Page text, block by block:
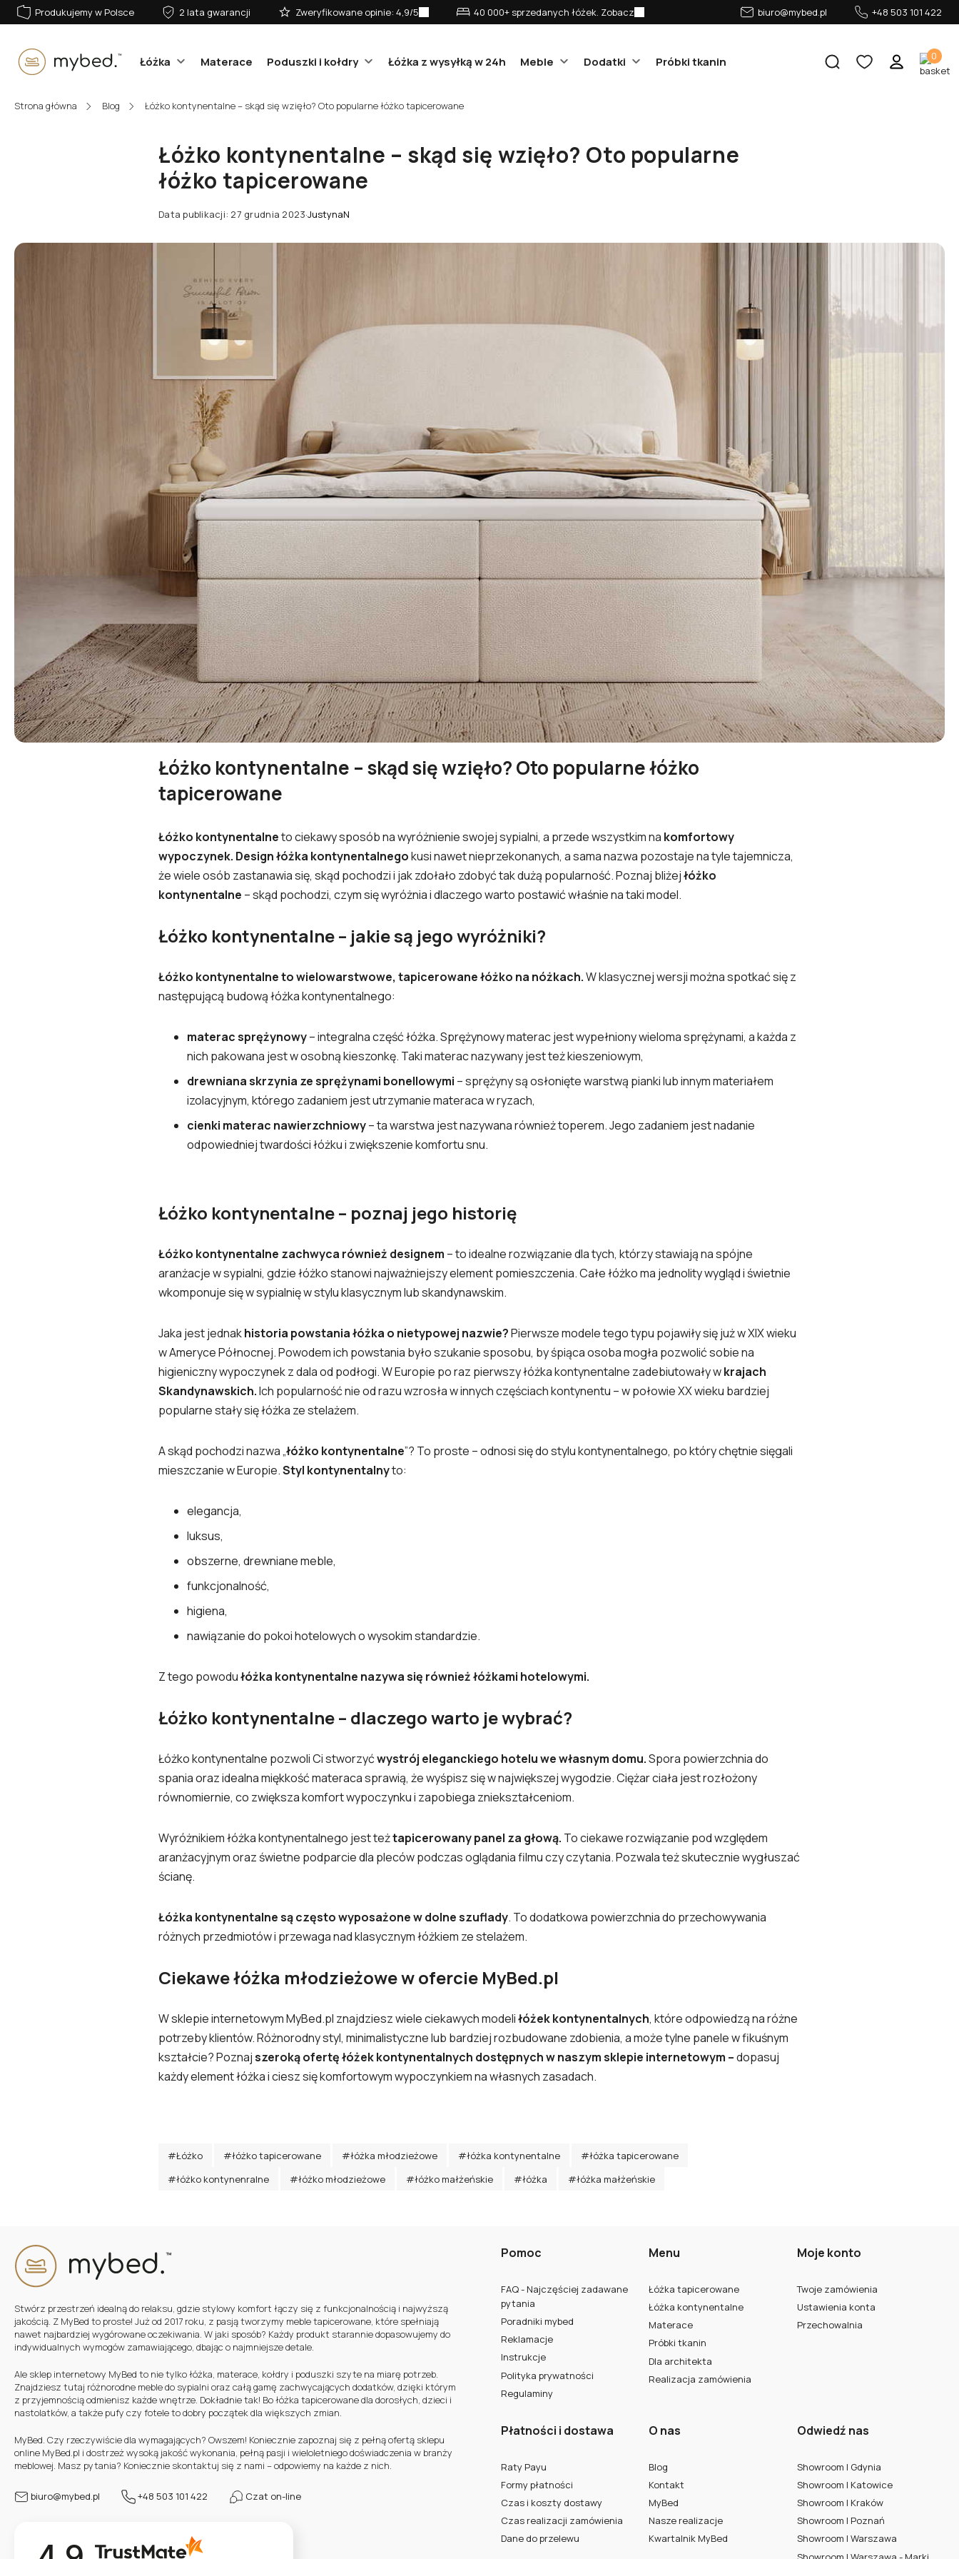
Produkujemy w Polsce 2 lata gwarancji Zweryfikowane opinie: 4,9/5 40 000+ sprzedanych łóżek. Zobacz biuro@mybed.pl +48 503 101 422
Łóżka Materace Poduszki i kołdry Łóżka z wysyłką w 24h Meble Dodatki Próbki tkanin 0
Strona główna Blog Łóżko kontynentalne – skąd się wzięło? Oto popularne łóżko tapicerowane
E-mail:
Zaloguj się
Google
Nie masz jeszcze konta?
Łóżko kontynentalne – skąd się wzięło? Oto popularne
łóżko tapicerowane
Data publikacji: 27 grudnia 2023·JustynaN
Łóżko kontynentalne – skąd się wzięło? Oto popularne łóżko
tapicerowane
Łóżko kontynentalneto ciekawy sposób na wyróżnienie swojej sypialni, a przede wszystkim na komfortowy
wypoczynek. Design łóżka kontynentalnegokusi nawet nieprzekonanych, a sama nazwa pozostaje na tyle tajemnicza,
że wiele osób zastanawia się, skąd pochodzi i jak zdołało zdobyć tak dużą popularność. Poznaj bliżejłóżko
kontynentalne – skąd pochodzi, czym się wyróżnia i dlaczego warto postawić właśnie na taki model.
Łóżko kontynentalne – jakie są jego wyróżniki?
Łóżko kontynentalne to wielowarstwowe, tapicerowane łóżko na nóżkach.W klasycznej wersji można spotkać się z
następującą budową łóżka kontynentalnego:
materac sprężynowy– integralna część łóżka. Sprężynowy materac jest wypełniony wieloma sprężynami, a każda z
nich pakowana jest w osobną kieszonkę. Taki materac nazywany jest też kieszeniowym,
drewniana skrzynia ze sprężynami bonellowymi – sprężyny są osłonięte warstwą pianki lub innym materiałem
izolacyjnym, którego zadaniem jest utrzymanie materaca w ryzach,
cienki materac nawierzchniowy– ta warstwa jest nazywana również toperem. Jego zadaniem jest nadanie
odpowiedniej twardości łóżku i zwiększenie komfortu snu.
Łóżko kontynentalne – poznaj jego historię
Łóżko kontynentalne zachwyca również designem – to idealne rozwiązanie dla tych, którzy stawiają na spójne
aranżacje w sypialni, gdzie łóżko stanowi najważniejszy element pomieszczenia. Całe łóżko ma jednolity wygląd i świetnie
wkomponuje się w sypialnię w stylu klasycznym lub skandynawskim.
Jaka jest jednakhistoria powstania łóżka o nietypowej nazwie?Pierwsze modele tego typu pojawiły się już w XIX wieku
w Ameryce Północnej. Powodem ich powstania było szukanie sposobu, by śpiąca osoba mogła pozwolić sobie na
higieniczny wypoczynek z dala od podłogi. W Europie po raz pierwszy łóżka kontynentalne zadebiutowały wkrajach
Skandynawskich.Ich popularność nie od razu wzrosła w innych częściach kontynentu – w połowie XX wieku bardziej
popularne stały się łóżka ze stelażem.
A skąd pochodzi nazwa „łóżko kontynentalne”? To proste – odnosi się do stylu kontynentalnego, po który chętnie sięgali
mieszczanie w Europie.Styl kontynentalnyto:
elegancja,
luksus,
obszerne, drewniane meble,
funkcjonalność,
higiena,
nawiązanie do pokoi hotelowych o wysokim standardzie.
Z tego powodułóżka kontynentalne nazywa się również łóżkami hotelowymi.
Łóżko kontynentalne – dlaczego warto je wybrać?
Łóżko kontynentalne pozwoli Ci stworzyćwystrój eleganckiego hotelu we własnym domu.Spora powierzchnia do
spania oraz idealna miękkość materaca sprawią, że wyśpisz się w największej wygodzie. Ciężar ciała jest rozłożony
równomiernie, co zwiększa komfort wypoczynku i zapobiega zniekształceniom.
Wyróżnikiem łóżka kontynentalnego jest teżtapicerowany panel za głową. To ciekawe rozwiązanie pod względem
aranżacyjnym oraz świetne podparcie dla pleców podczas oglądania filmu czy czytania. Pozwala też skutecznie wygłuszać
ścianę.
Łóżka kontynentalne są często wyposażone w dolne szuflady. To dodatkowa powierzchnia do przechowywania
różnych przedmiotów i przewaga nad klasycznym łóżkiem ze stelażem.
Ciekawe łóżka młodzieżowe w ofercie MyBed.pl
W sklepie internetowymMyBed.pl znajdziesz wiele ciekawych modeliłóżek kontynentalnych, które odpowiedzą na różne
potrzeby klientów. Różnorodny styl, minimalistyczne lub bardziej rozbudowane zdobienia, a może tylne panele w fikuśnym
kształcie? Poznajszeroką ofertę łóżek kontynentalnych dostępnych w naszym sklepie internetowym –dopasuj
każdy element łóżka i ciesz się komfortowym wypoczynkiem na własnych zasadach.
#Łóżko #łóżko tapicerowane #łóżka młodzieżowe #łóżka kontynentalne
#łóżka tapicerowane
#łóżko kontynenralne
#łóżko młodzieżowe #łóżko małżeńskie #łóżka #łóżka małżeńskie
Stwórz przestrzeń idealną do relaksu, gdzie stylowy komfort łączy się z funkcjonalnością i najwyższą
jakością. Z MyBed to proste! Już od 2017 roku, z pasją tworzymy meble tapicerowane, które spełniają
nawet najbardziej wygórowane oczekiwania. W jaki sposób? Każdy produkt starannie dopasowujemy do
indywidualnych wymogów zamawiającego, dbając o najmniejsze detale.
Ale sklep internetowy MyBed to nie tylko łóżka, materace, kołdry i poduszki szyte na miarę potrzeb.
Znajdziesz tutaj różnorodne meble do sypialni oraz całą gamę zachwycających dodatków, dzięki którym
z przyjemnością odmienisz każde wnętrze. Dokładnie tak! Bo łóżka tapicerowane dla dorosłych, dzieci i
nastolatków, a także pufy czy fotele to dobry początek dla większych zmian.
MyBed. Czy rzeczywiście dla wymagających? Owszem! Koniecznie zapoznaj się z pełną ofertą sklepu
online MyBed.pl i dostrzeż wysoką jakość wykonania, pełną pasji i wieloletniego doświadczenia w branży
meblowej. Masz pytania? Koniecznie skontaktuj się z nami – odpowiemy na każde z nich.
biuro@mybed.pl +48 503 101 422 Czat on-line
Pomoc
FAQ - Najczęściej zadawane
pytania
Poradniki mybed
Reklamacje
Instrukcje
Polityka prywatności
Regulaminy
Menu
Łóżka tapicerowane
Łóżka kontynentalne
Materace
Próbki tkanin
Dla architekta
Realizacja zamówienia
Moje konto
Twoje zamówienia
Ustawienia konta
Przechowalnia
Płatności i dostawa
Raty Payu
Formy płatności
Czas i koszty dostawy
Czas realizacji zamówienia
Dane do przelewu
O nas
Blog
Kontakt
MyBed
Nasze realizacje
Kwartalnik MyBed
Odwiedź nas
Showroom | Gdynia
Showroom | Katowice
Showroom | Kraków
Showroom | Poznań
Showroom | Warszawa